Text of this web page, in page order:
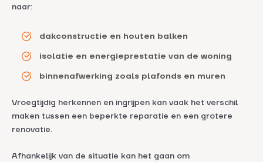
naar:
dakconstructie en houten balken
isolatie en energieprestatie van de woning
binnenafwerking zoals plafonds en muren
Vroegtijdig herkennen en ingrijpen kan vaak het verschil
maken tussen een beperkte reparatie en een grotere
renovatie.
Afhankelijk van de situatie kan het gaan om